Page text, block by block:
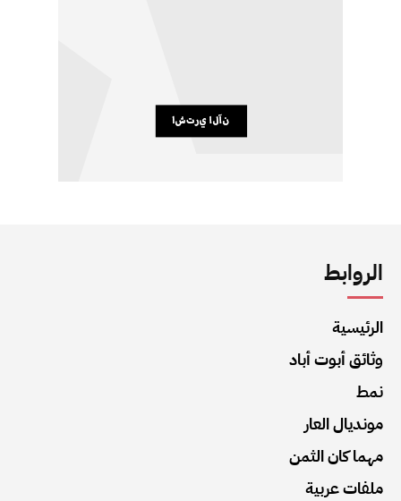
الروابط
الرئيسية
وثائق أبوت أباد
نمط
مونديال العار
مهما كان الثمن
ملفات عربية